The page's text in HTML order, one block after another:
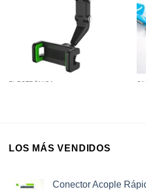
ELECTRÓNICA
LOS MÁS VENDIDOS
Conector Acople